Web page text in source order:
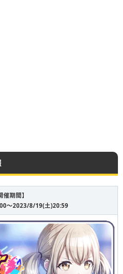
催期間】
〜2023/8/19(土)20:59